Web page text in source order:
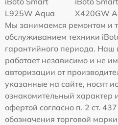
L925W Aqua
Х420GW
Мы занимаемся ремонтом и
обслуживанием техники
гарантийного периода. Наш
работает независимо и не
авторизации от
указанные на сайте, носят
ознакомительный характер
офертой согласно п. 2 ст.
обозначения торговой